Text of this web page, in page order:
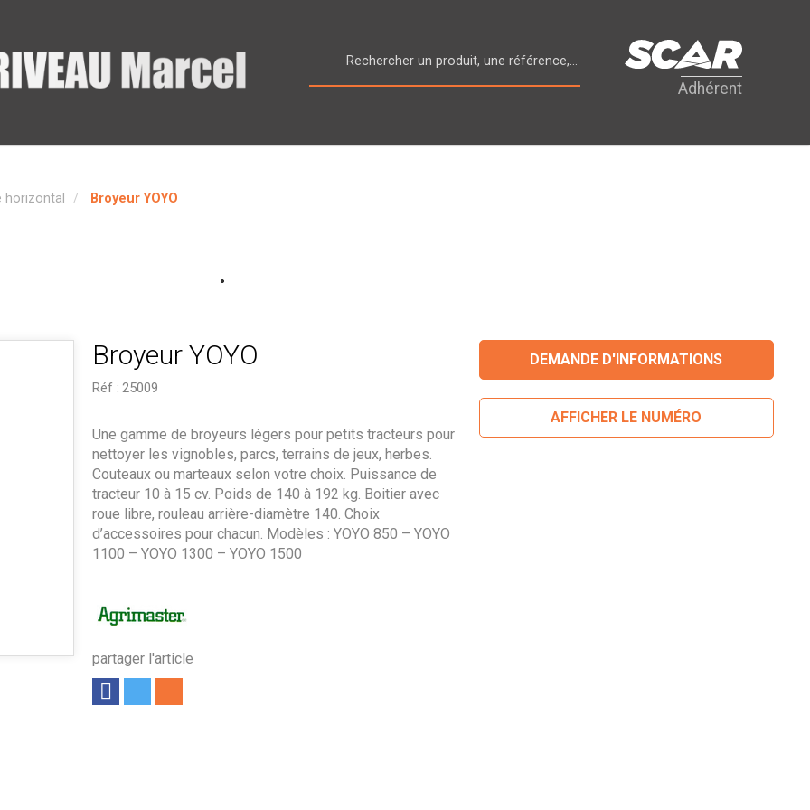
Adhérent
horizontal Broyeur YOYO
Broyeur YOYO
Réf : 25009
partager l'article
Une gamme de broyeurs légers pour petits tracteurs pour
nettoyer les vignobles, parcs, terrains de jeux, herbes.
Couteaux ou marteaux selon votre choix. Puissance de
tracteur 10 à 15 cv. Poids de 140 à 192 kg. Boitier avec
roue libre, rouleau arrière-diamètre 140. Choix
d’accessoires pour chacun. Modèles : YOYO 850 – YOYO
1100 – YOYO 1300 – YOYO 1500
DEMANDE D'INFORMATIONS
AFFICHER LE NUMÉRO